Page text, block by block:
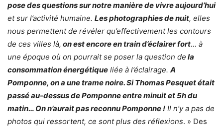
pose des questions sur notre manière de vivre aujourd’hui
et sur l’activité humaine. Les photographies de nuit, elles
nous permettent de révéler qu’effectivement les contours
de ces villes là, on est encore en train d’éclairer fort… à
une époque où on pourrait se poser la question de la
consommation énergétique liée à l’éclairage. A
Pomponne, on a une trame noire. Si Thomas Pesquet était
passé au-dessus de Pomponne entre minuit et 5h du
matin… On n’aurait pas reconnu Pomponne ! Il n’y a pas de
photos qui ressortent, ce sont plus des réflexions. » Des